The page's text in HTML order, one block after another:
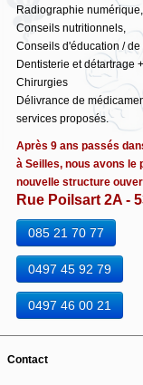
Radiographie numérique,
Conseils nutritionnels,
Conseils d'éducation /
Dentisterie et détartrage
Chirurgies
Délivrance de
services proposés.
Après 9 ans passés
à Seilles, nous avons le
nouvelle structure
Rue Poilsart 2A -
085 21 70 77
0497 45 92 79
0497 46 00 21
Contact